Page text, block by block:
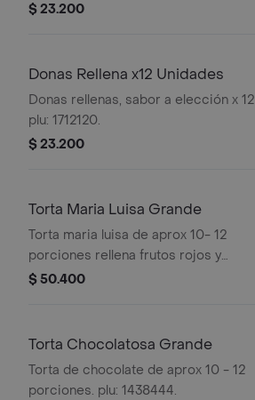
$ 23.200
Donas Rellena x12 Unidades
Donas rellenas, sabor a elección x 12
plu: 1712120.
$ 23.200
Torta Maria Luisa Grande
Torta maria luisa de aprox 10- 12
porciones rellena frutos rojos y
arequipe. plu: 1438442.
$ 50.400
Torta Chocolatosa Grande
Torta de chocolate de aprox 10 - 12
porciones. plu: 1438444.